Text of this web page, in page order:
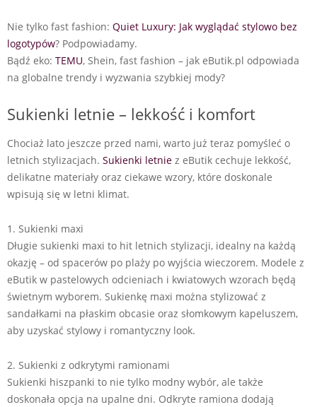
Nie tylko fast fashion: Quiet Luxury: Jak wyglądać stylowo bez
logotypów? Podpowiadamy.
Bądź eko: TEMU, Shein, fast fashion – jak eButik.pl odpowiada
na globalne trendy i wyzwania szybkiej mody?
Sukienki letnie – lekkość i komfort
Chociaż lato jeszcze przed nami, warto już teraz pomyśleć o
letnich stylizacjach. Sukienki letnie z eButik cechuje lekkość,
delikatne materiały oraz ciekawe wzory, które doskonale
wpisują się w letni klimat.
1. Sukienki maxi
Długie sukienki maxi to hit letnich stylizacji, idealny na każdą
okazję – od spacerów po plaży po wyjścia wieczorem. Modele z
eButik w pastelowych odcieniach i kwiatowych wzorach będą
świetnym wyborem. Sukienkę maxi można stylizować z
sandałkami na płaskim obcasie oraz słomkowym kapeluszem,
aby uzyskać stylowy i romantyczny look.
2. Sukienki z odkrytymi ramionami
Sukienki hiszpanki to nie tylko modny wybór, ale także
doskonała opcja na upalne dni. Odkryte ramiona dodają